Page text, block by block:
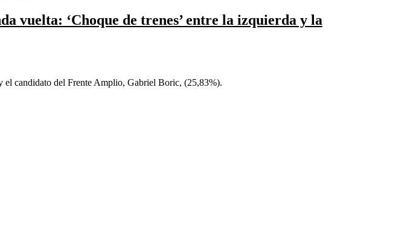
vuelta: ‘Choque de trenes’ entre la izquierda y la
candidato del Frente Amplio, Gabriel Boric, (25,83%).